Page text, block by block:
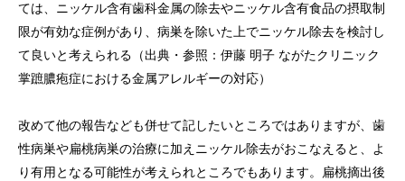
ては、ニッケル含有歯科金属の除去やニッケル含有食品の摂取制
限が有効な症例があり、病巣を除いた上でニッケル除去を検討し
て良いと考えられる（出典・参照：伊藤 明子 ながたクリニック
掌蹠膿疱症における金属アレルギーの対応）
改めて他の報告なども併せて記したいところではありますが、歯
性病巣や扁桃病巣の治療に加えニッケル除去がおこなえると、よ
り有用となる可能性が考えられところでもあります。扁桃摘出後